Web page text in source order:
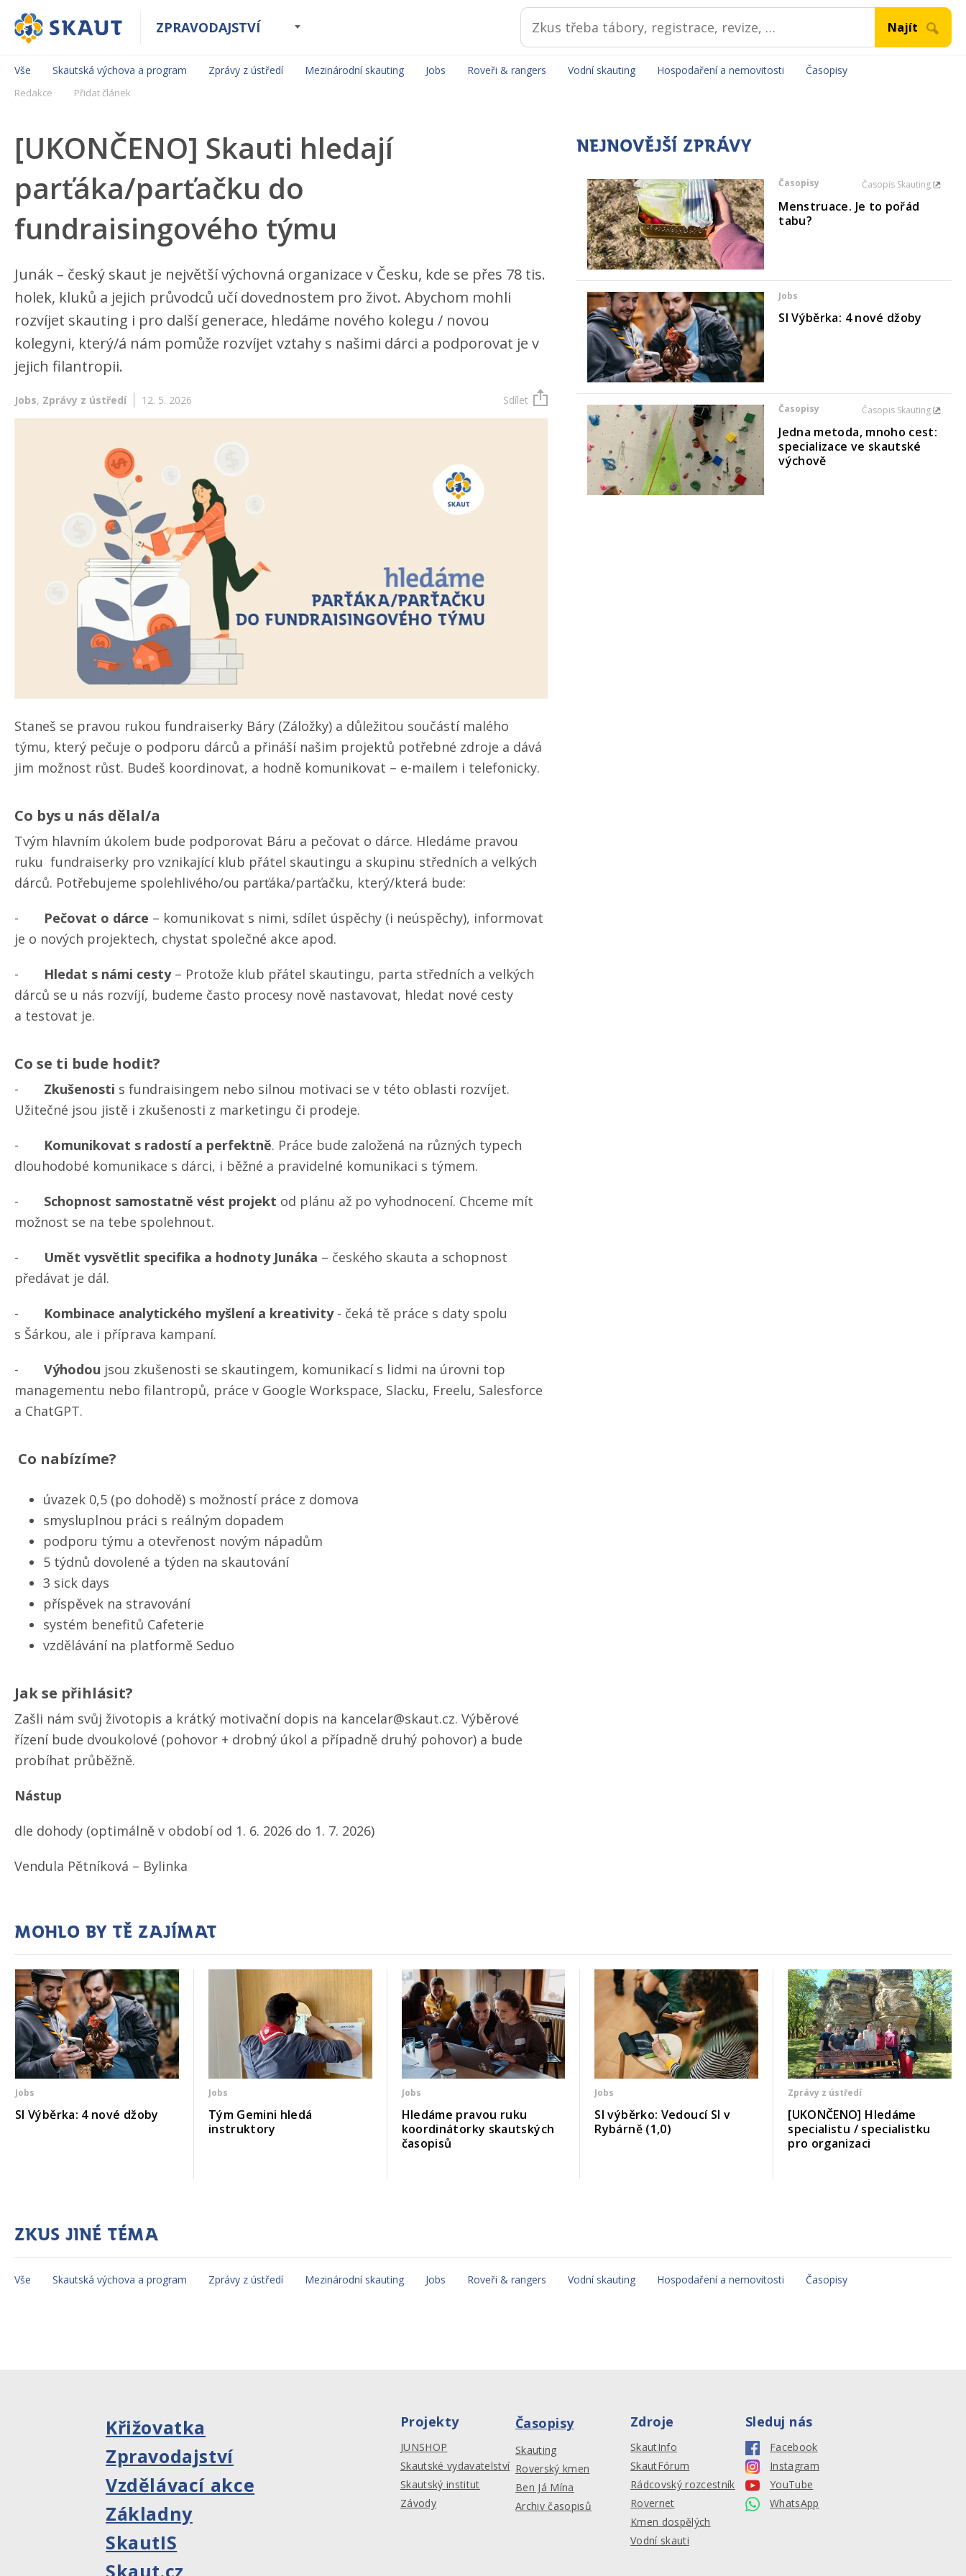
ZPRAVODAJSTVÍ
Vše Skautská výchova a program Zprávy z ústředí Mezinárodní skauting Jobs Roveři & rangers Vodní skauting Hospodaření a nemovitosti Časopisy
Redakce Přidat článek
[UKONČENO] Skauti hledají
parťáka/parťačku do
fundraisingového týmu
Junák – český skaut je největší výchovná organizace v Česku, kde se přes 78 tis.
holek, kluků a jejich průvodců učí dovednostem pro život. Abychom mohli
rozvíjet skauting i pro další generace, hledáme nového kolegu / novou
kolegyni, který/á nám pomůže rozvíjet vztahy s našimi dárci a podporovat je v
jejich filantropii.
Jobs, Zprávy z ústředí 12. 5. 2026 Sdílet
Staneš se pravou rukou fundraiserky Báry (Záložky) a důležitou součástí malého
týmu, který pečuje o podporu dárců a přináší našim projektů potřebné zdroje a dává
jim možnost růst. Budeš koordinovat, a hodně komunikovat – e-mailem i telefonicky.
Co bys u nás dělal/​a
Tvým hlavním úkolem bude podporovat Báru a pečovat o dárce. Hledáme pravou
ruku fundraiserky pro vznikající klub přátel skautingu a skupinu středních a velkých
dárců. Potřebujeme spolehlivého/​ou parťáka/​parťačku, který/která bude:
- Pečovat o dárce – komunikovat s nimi, sdílet úspěchy (i neúspěchy), informovat
je o nových projektech, chystat společné akce apod.
- Hledat s námi cesty– Protože klub přátel skautingu, parta středních a velkých
dárců se u nás rozvíjí, budeme často procesy nově nastavovat, hledat nové cesty
a testovat je.
Co se ti bude hodit?
- Zkušenosti s fundraisingem nebo silnou motivaci se v této oblasti rozvíjet.
Užitečné jsou jistě i zkušenosti z marketingu či prodeje.
- Komunikovat s radostí a perfektně. Práce bude založená na různých typech
dlouhodobé komunikace s dárci, i běžné a pravidelné komunikaci s týmem.
- Schopnost samostatně vést projekt od plánu až po vyhodnocení. Chceme mít
možnost se na tebe spolehnout.
- Umět vysvětlit specifika a hodnoty Junáka – českého skauta a schopnost
předávat je dál.
- Kombinace analytického myšlení a kreativity- čeká tě práce s daty spolu
s Šárkou, ale i příprava kampaní.
- Výhodou jsou zkušenosti se skautingem, komunikací s lidmi na úrovni top
managementu nebo filantropů, práce v Google Workspace, Slacku, Freelu, Salesforce
a ChatGPT.
Co nabízíme?
úvazek 0,5 (po dohodě) s možností práce z domova
smysluplnou práci s reálným dopadem
podporu týmu a otevřenost novým nápadům
5 týdnů dovolené a týden na skautování
3 sick days
příspěvek na stravování
systém benefitů Cafeterie
vzdělávání na platformě Seduo
Jak se přihlásit?
Zašli nám svůj životopis a krátký motivační dopis na kancelar@skaut.cz. Výběrové
řízení bude dvoukolové (pohovor + drobný úkol a případně druhý pohovor) a bude
probíhat průběžně.
Nástup
dle dohody (optimálně v období od 1. 6. 2026 do 1. 7. 2026)
Vendula Pětníková – Bylinka
NEJNOVĚJŠÍ ZPRÁVY
Časopisy Časopis Skauting
Menstruace. Je to pořád
tabu?
Jobs
SI Výběrka: 4 nové džoby
Časopisy Časopis Skauting
Jedna metoda, mnoho cest:
specializace ve skautské
výchově
Mohlo by tě zajímat
Jobs
SI Výběrka: 4 nové džoby
Jobs
Tým Gemini hledá
instruktory
Jobs
Hledáme pravou ruku
koordinátorky skautských
časopisů
Jobs
SI výběrko: Vedoucí SI v
Rybárně (1,0)
Zprávy z ústředí
[UKONČENO] Hledáme
specialistu / specialistku
pro organizaci
Zkus jiné téma
Vše Skautská výchova a program Zprávy z ústředí Mezinárodní skauting Jobs Roveři & rangers Vodní skauting Hospodaření a nemovitosti Časopisy
Křižovatka
Zpravodajství
Vzdělávací akce
Základny
SkautIS
Skaut.cz
Projekty
JUNSHOP
Skautské vydavatelství
Skautský institut
Závody
Časopisy
Skauting
Roverský kmen
Ben Já Mína
Archiv časopisů
Zdroje
SkautInfo
SkautFórum
Rádcovský rozcestník
Rovernet
Kmen dospělých
Vodní skauti
Sleduj nás
Facebook
Instagram
YouTube
WhatsApp